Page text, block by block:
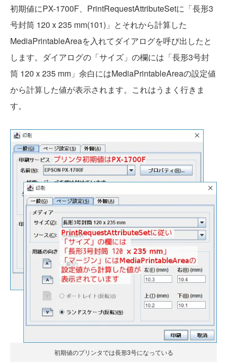
初期値にPX-1700F、PrintRequestAttributeSetに「長形3
号封筒 120 x 235 mm(101)」とそれから計算した
MediaPrintableAreaを入れてダイアログを呼び出したと
します。ダイアログの「サイズ」の欄には「長形3号封
筒 120 x 235 mm」余白にはMediaPrintableAreaの設定値
から計算した値が表示されます。これはうまく行きま
す。
初期値のプリンタでは長形3号になっている